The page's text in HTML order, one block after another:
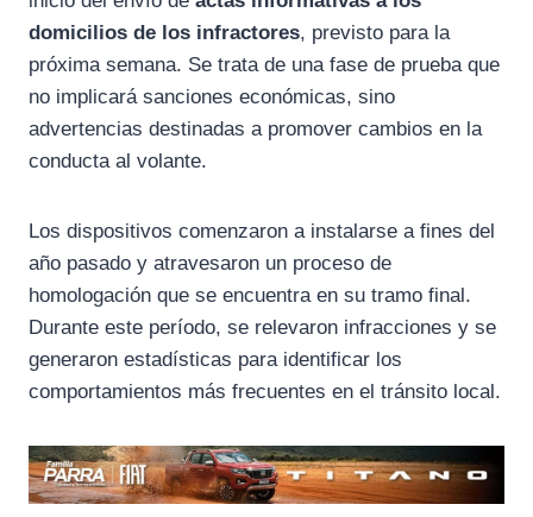
b
k
g
m
s
p
domicilios de los infractores, previsto para la
próxima semana. Se trata de una fase de prueba que
no implicará sanciones económicas, sino
advertencias destinadas a promover cambios en la
conducta al volante.
Los dispositivos comenzaron a instalarse a fines del
año pasado y atravesaron un proceso de
homologación que se encuentra en su tramo final.
Durante este período, se relevaron infracciones y se
generaron estadísticas para identificar los
comportamientos más frecuentes en el tránsito local.